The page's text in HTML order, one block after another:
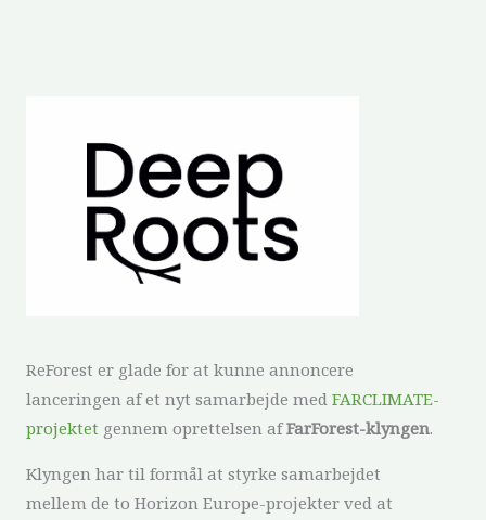
ReForest er glade for at kunne annoncere
lanceringen af et nyt samarbejde med FARCLIMATE-
projektet gennem oprettelsen afFarForest-klyngen.
Klyngen har til formål at styrke samarbejdet
mellem de to Horizon Europe-projekter ved at